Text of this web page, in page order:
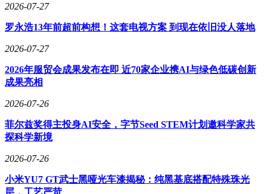
2026-07-27
罗永浩13年前超前构想！这套电视方案 到现在依旧没人落地
2026-07-27
2026年服贸会成果发布在即 近70家企业携AI与绿色低碳创新
成果亮相
2026-07-26
菲尔兹奖得主投身AI安全，字节Seed STEM计划邀科学家共
探科学新境
2026-07-26
小米YU7 GT武士黑哑光车漆揭秘：纯黑基底搭配特殊珠光
层，工艺严苛